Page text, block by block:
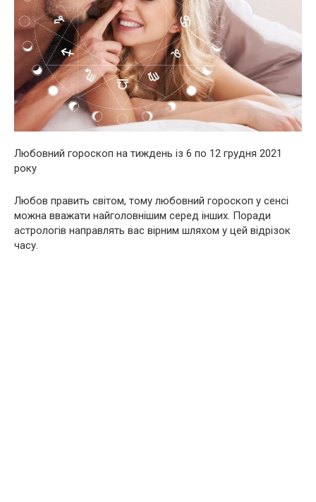
Любовний гороскоп на тиждень із 6 по 12 грудня 2021
року
Любов править світом, тому любовний гороскоп у сенсі
можна вважати найголовнішим серед інших. Поради
астрологів направлять вас вірним шляхом у цей відрізок
часу.